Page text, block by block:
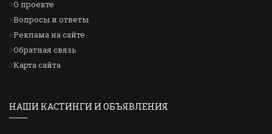
О проекте
Вопросы и ответы
Реклама на сайте
Обратная связь
Карта сайта
НАШИ КАСТИНГИ И ОБЪЯВЛЕНИЯ